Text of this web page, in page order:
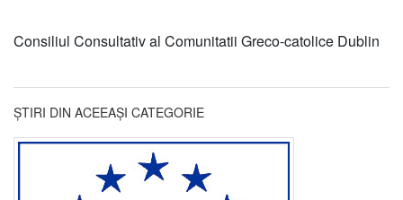
Consiliul Consultativ al Comunitatii Greco-catolice Dublin
ȘTIRI DIN ACEEAȘI CATEGORIE